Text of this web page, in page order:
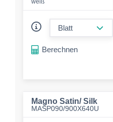
weiß
Berechnen
Magno Satin/ Silk
MASP090/900X640U